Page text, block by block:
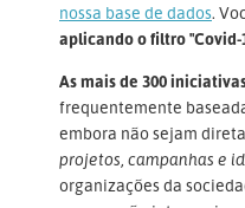
nossa base de dados.
aplicando o filtro "Covid-
As mais de 300
frequentemente
embora não sejam
projetos, campanhas e
organizações da